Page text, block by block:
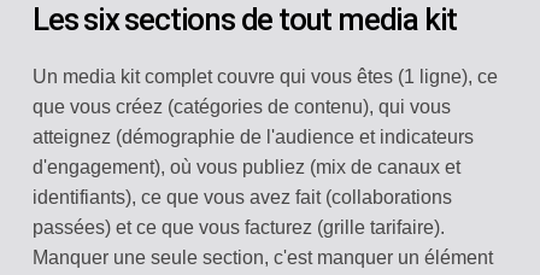
Les six sections de tout media kit
Un media kit complet couvre qui vous êtes (1 ligne), ce
que vous créez (catégories de contenu), qui vous
atteignez (démographie de l'audience et indicateurs
d'engagement), où vous publiez (mix de canaux et
identifiants), ce que vous avez fait (collaborations
passées) et ce que vous facturez (grille tarifaire).
Manquer une seule section, c'est manquer un élément